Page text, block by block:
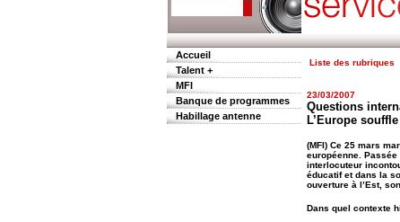
Accueil
Talent +
MFI
Banque de programmes
Habillage antenne
Liste des rubriques
23/03/2007
Questions
L’Europe
(MFI) Ce 25 mars
européenne. Passée
interlocuteur
éducatif et dans la
ouverture à l’Est,
Dans quel contexte